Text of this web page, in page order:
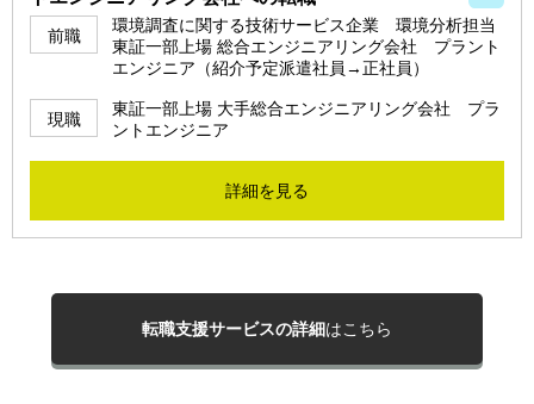
前職
環境調査に関する技術サービス企業 環境分析担当
東証一部上場 総合エンジニアリング会社 プラント
エンジニア（紹介予定派遣社員→正社員）
現職
東証一部上場 大手総合エンジニアリング会社 プラ
ントエンジニア
詳細を見る
転職支援サービスの詳細はこちら